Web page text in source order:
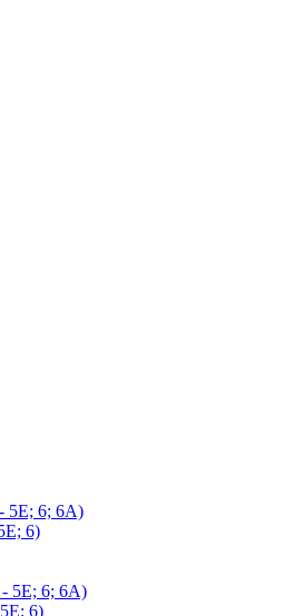
5Е; 6; 6А)
6)
- 5Е; 6; 6А)
6)